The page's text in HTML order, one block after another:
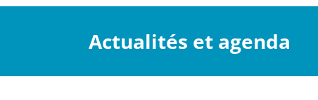
Actualités et agenda